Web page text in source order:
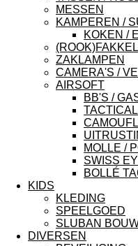
MESSEN
KAMPEREN /
KOKEN /
ZAKLAMPEN
CAMERA'S /
AIRSOFT
BB'S /
MOLLE /
SWISS
BOLLÉ
KIDS
KLEDING
SPEELGOED
SLUBAN
DIVERSEN